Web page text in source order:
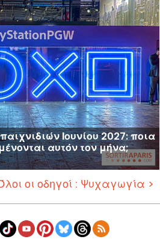
Ιουνίου 2027: ποια
αυτόν τον μήνα;
οι οδηγοί : Ψυχαγωγία >